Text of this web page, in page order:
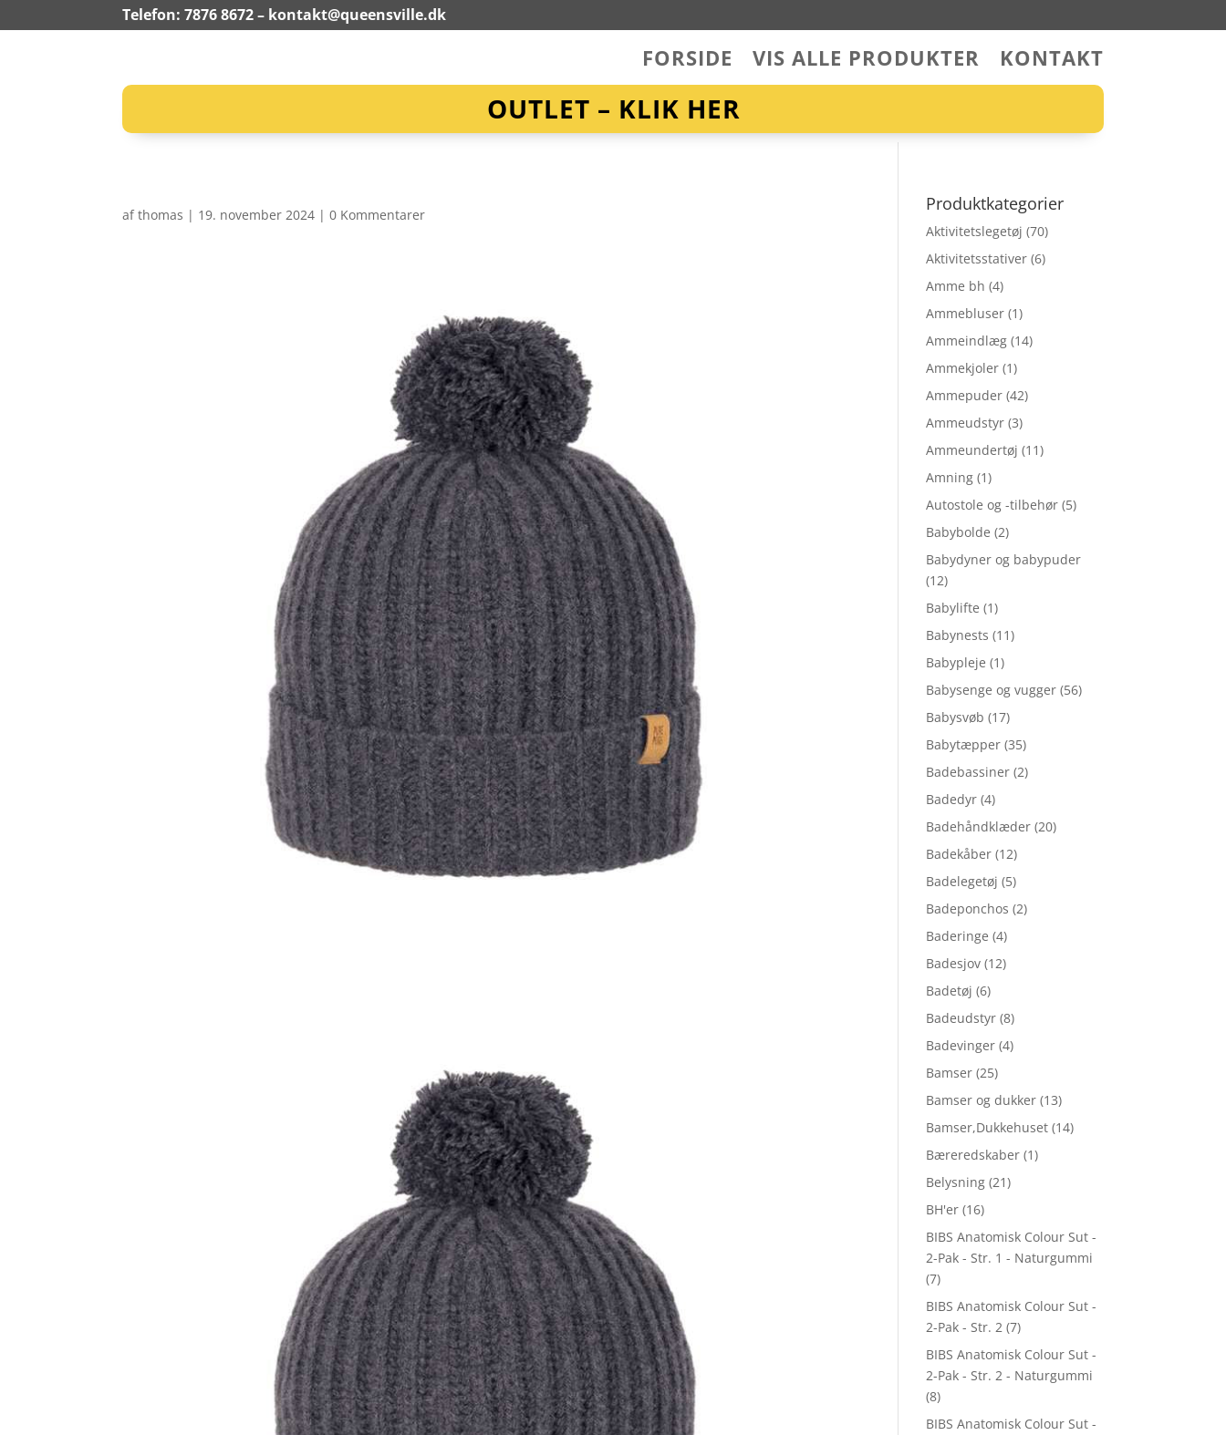
Telefon: 7876 8672 – kontakt@queensville.dk
FORSIDE VIS ALLE PRODUKTER KONTAKT
OUTLET – KLIK HER
afthomas | 19. november 2024 |0 Kommentarer
Produktkategorier
Aktivitetslegetøj (70)
Aktivitetsstativer (6)
Amme bh (4)
Ammebluser (1)
Ammeindlæg (14)
Ammekjoler (1)
Ammepuder (42)
Ammeudstyr (3)
Ammeundertøj (11)
Amning (1)
Autostole og -tilbehør (5)
Babybolde (2)
Babydyner og babypuder
(12)
Babylifte (1)
Babynests (11)
Babypleje (1)
Babysenge og vugger (56)
Babysvøb (17)
Babytæpper (35)
Badebassiner (2)
Badedyr (4)
Badehåndklæder (20)
Badekåber (12)
Badelegetøj (5)
Badeponchos (2)
Baderinge (4)
Badesjov (12)
Badetøj (6)
Badeudstyr (8)
Badevinger (4)
Bamser (25)
Bamser og dukker (13)
Bamser,Dukkehuset (14)
Bæreredskaber (1)
Belysning (21)
BH'er (16)
BIBS Anatomisk Colour Sut -
2-Pak - Str. 1 - Naturgummi
(7)
BIBS Anatomisk Colour Sut -
2-Pak - Str. 2 (7)
BIBS Anatomisk Colour Sut -
2-Pak - Str. 2 - Naturgummi
(8)
BIBS Anatomisk Colour Sut -